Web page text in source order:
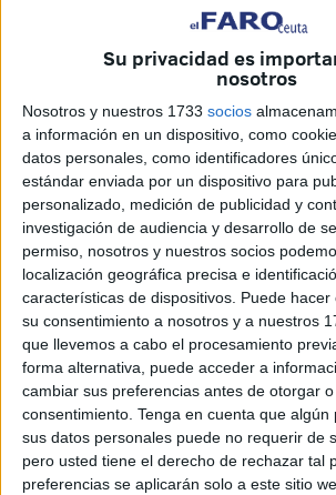
Su privacidad es
nosotros
Nosotros y nuestros 1733 socios
a información en un dispositivo, como
datos personales, como identificadores
estándar enviada por un dispositivo para
personalizado, medición de publicidad y
investigación de audiencia y desarrollo de
permiso, nosotros y nuestros socios
localización geográfica precisa e
características de dispositivos. Puede
su consentimiento a nosotros y a nuestros
que llevemos a cabo el procesamiento
forma alternativa, puede acceder a
cambiar sus preferencias antes de otorgar
consentimiento. Tenga en cuenta que algún
sus datos personales puede no requerir de
pero usted tiene el derecho de rechazar tal
preferencias se aplicarán solo a este sitio
RelatedPosts
Detenida una mujer en
difundir datos falsos
de Ceuta
HACE 3 MINUTOS
El Chorrillo: usuarios
móviles los peligrosos
inmigrantes al foso
HACE 21 MINUTOS
Bajo investigación
sexuales tras la entrada